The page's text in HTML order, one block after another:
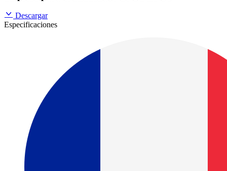
Descargar
Especificaciones